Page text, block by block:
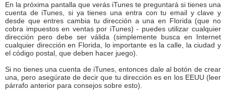
En la próxima pantalla que verás iTunes te preguntará si tienes una
cuenta de iTunes, si ya tienes una entra con tu email y clave y
desde que entres cambia tu dirección a una en Florida (que no
cobra impuestos en ventas por iTunes) - puedes utilizar cualquier
dirección pero debe ser válida (simplemente busca en Internet
cualquier dirección en Florida, lo importante es la calle, la ciudad y
el código postal, que deben hacer juego).
Si no tienes una cuenta de iTunes, entonces dale al botón de crear
una, pero asegúrate de decir que tu dirección es en los EEUU (leer
párrafo anterior para consejos sobre esto).